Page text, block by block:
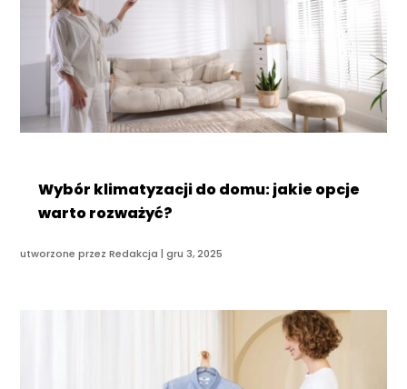
Wybór klimatyzacji do domu: jakie opcje
warto rozważyć?
utworzone przezRedakcja |gru 3, 2025